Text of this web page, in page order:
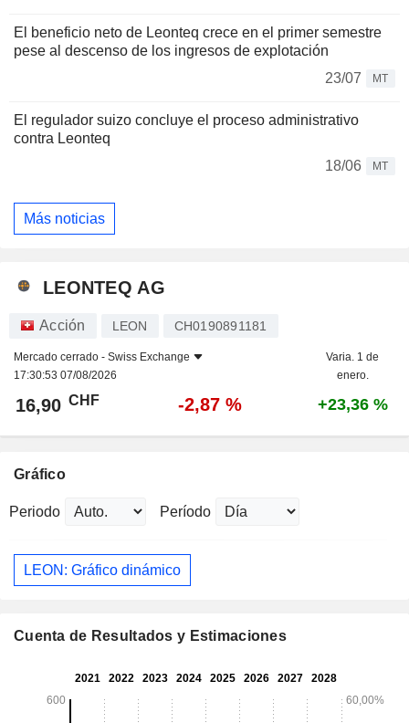
El beneficio neto de Leonteq crece en el primer semestre
pese al descenso de los ingresos de explotación
23/07
MT
El regulador suizo concluye el proceso administrativo
contra Leonteq
18/06
MT
Más noticias
LEONTEQ AG
Acción LEON CH0190891181
Mercado cerrado - Swiss Exchange
17:30:53 07/08/2026
Varia. 1 de
enero.
16,90 CHF -2,87 % +23,36 %
Gráfico
Periodo Período
LEON: Gráfico dinámico
Cuenta de Resultados y Estimaciones